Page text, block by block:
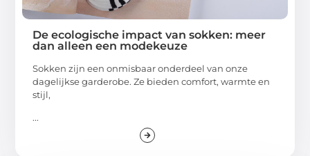
De ecologische impact van sokken: meer
dan alleen een modekeuze
Sokken zijn een onmisbaar onderdeel van onze
dagelijkse garderobe. Ze bieden comfort, warmte en
stijl,
...